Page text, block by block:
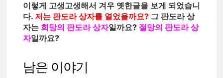
이렇게 고생고생해서 겨우 옛한글을 보게 되었습니
다. 저는 판도라 상자를 열었을까요? 그 판도라 상
자는 희망의 판도라 상자일까요? 절망의 판도라 상
자일까요?
남은 이야기